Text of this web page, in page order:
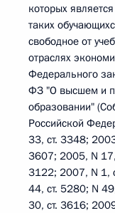
которых
таких
свободное от
отраслях
Федерального
ФЗ "О высшем и
образовании"
Российской
33, ст. 3348;
3607; 2005, N
3122; 2007, N 1,
44, ст. 5280; N
30, ст. 3616;